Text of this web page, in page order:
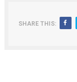
SHARE THIS: